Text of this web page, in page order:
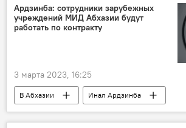
Представительство Россотрудничества в Украине
Ардзинба: сотрудники зарубежных
учреждений МИД Абхазии будут
работать по контракту
3 марта 2023, 16:25
В Абхазии
Инал Ардзинба
Абхазия
МИД Абхазии